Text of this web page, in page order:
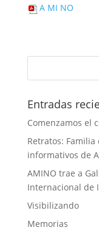
A MI NO
Entradas
Comenzamos el
Retratos:
informativos de
AMINO trae a
Internacional de
Visibilizando
Memorias